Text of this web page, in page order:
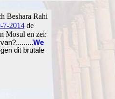
Beshara Rahi
7-2014de
Mosul en zei:
We
dit brutale